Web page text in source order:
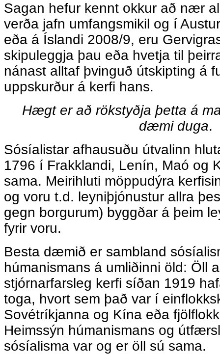
Sagan hefur kennt okkur að nær
verða jafn umfangsmikil og í
eða á Íslandi 2008/9, eru
skipuleggja þau eða hvetja til
nánast alltaf þvinguð útskipting á
uppskurður á kerfi hans.
Hægt er að rökstyðja þetta á
dæmi duga.
Sósíalistar afhausuðu útvalinn
1796 í Frakklandi, Lenín, Maó og
sama. Meirihluti möppudýra
og voru t.d. leyniþjónustur allra
gegn borgurum) byggðar á þeim
fyrir voru.
Besta dæmið er sambland
húmanismans á umliðinni öld: Öll
stjórnarfarsleg kerfi síðan 1919
toga, hvort sem það var í
Sovétríkjanna og Kína eða
Heimssýn húmanismans og
sósíalisma var og er öll sú sama.